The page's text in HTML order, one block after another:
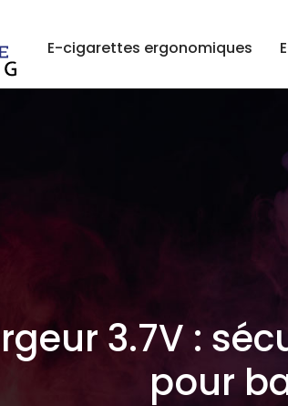
E-cigarettes ergonomiques
3.7V :
pour